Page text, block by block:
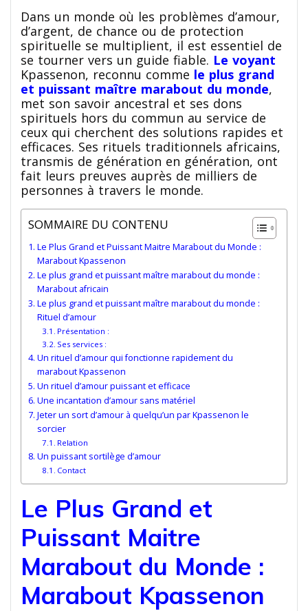
Dans un monde où les problèmes d’amour,
d’argent, de chance ou de protection
spirituelle se multiplient, il est essentiel de
se tourner vers un guide fiable. Le voyant
Kpassenon, reconnu comme le plus grand
et puissant maître marabout du monde,
met son savoir ancestral et ses dons
spirituels hors du commun au service de
ceux qui cherchent des solutions rapides et
efficaces. Ses rituels traditionnels africains,
transmis de génération en génération, ont
fait leurs preuves auprès de milliers de
personnes à travers le monde.
SOMMAIRE DU CONTENU
Le Plus Grand et Puissant Maitre Marabout du Monde :
Marabout Kpassenon
Le plus grand et puissant maître marabout du monde :
Marabout africain
Le plus grand et puissant maître marabout du monde :
Rituel d’amour
Présentation :
Ses services :
Un rituel d’amour qui fonctionne rapidement du
marabout Kpassenon
Un rituel d’amour puissant et efficace
Une incantation d’amour sans matériel
Jeter un sort d’amour à quelqu’un par Kpassenon le
sorcier
Relation
Un puissant sortilège d’amour
Contact
Le Plus Grand et
Puissant Maitre
Marabout du Monde :
Marabout Kpassenon